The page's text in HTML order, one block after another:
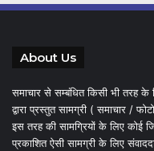
About Us
समाचार से सम्बंधित किसी भी तरह के
द्वारा प्रस्तुत सामग्री ( समाचार /
इस तरह की सामग्रियों के लिए कोई
प्रकाशित ऐसी सामग्री के लिए